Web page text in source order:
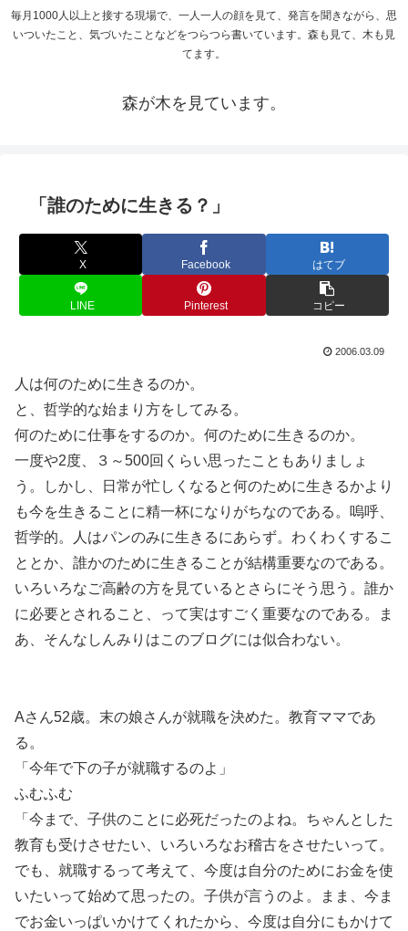
毎月1000人以上と接する現場で、一人一人の顔を見て、発言を聞きながら、思
いついたこと、気づいたことなどをつらつら書いています。森も見て、木も見
てます。
森が木を見ています。
「誰のために生きる？」
X Facebook はてブ
LINE Pinterest コピー
2006.03.09
人は何のために生きるのか。
と、哲学的な始まり方をしてみる。
何のために仕事をするのか。何のために生きるのか。
一度や2度、３～500回くらい思ったこともありましょ
う。しかし、日常が忙しくなると何のために生きるかより
も今を生きることに精一杯になりがちなのである。嗚呼、
哲学的。人はパンのみに生きるにあらず。わくわくするこ
ととか、誰かのために生きることが結構重要なのである。
いろいろなご高齢の方を見ているとさらにそう思う。誰か
に必要とされること、って実はすごく重要なのである。ま
あ、そんなしんみりはこのブログには似合わない。
Aさん52歳。末の娘さんが就職を決めた。教育ママであ
る。
「今年で下の子が就職するのよ」
ふむふむ
「今まで、子供のことに必死だったのよね。ちゃんとした
教育も受けさせたい、いろいろなお稽古をさせたいって。
でも、就職するって考えて、今度は自分のためにお金を使
いたいって始めて思ったの。子供が言うのよ。まま、今ま
でお金いっぱいかけてくれたから、今度は自分にもかけて